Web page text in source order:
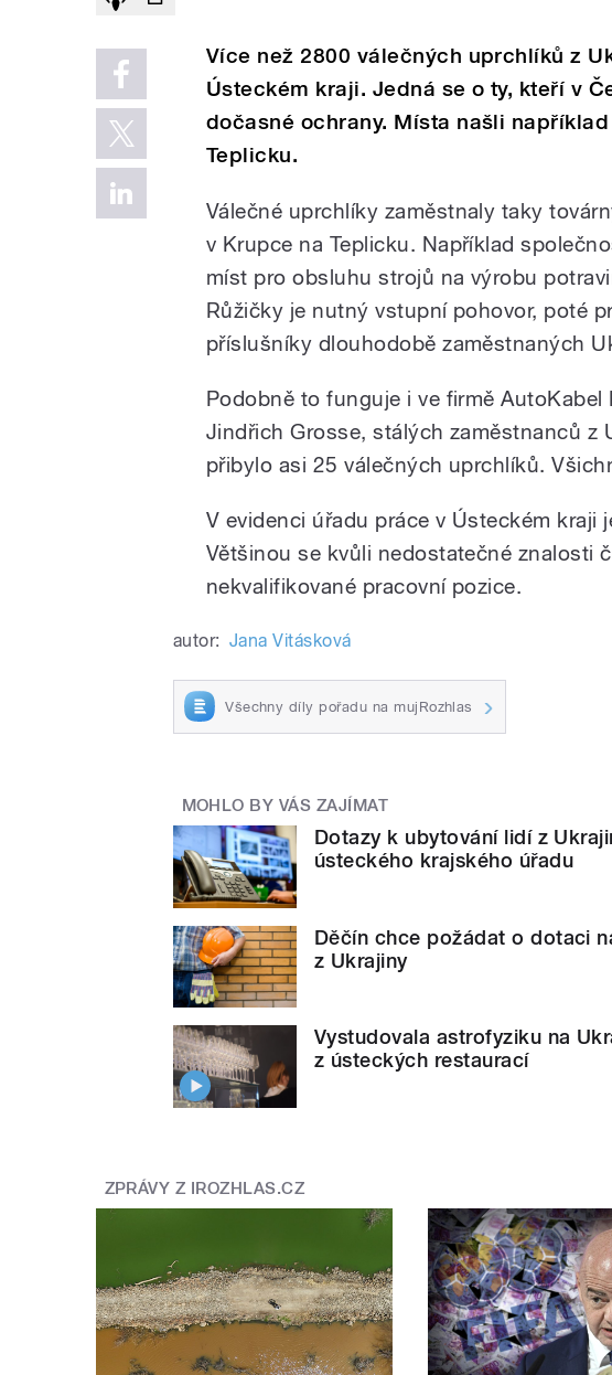
Více než 2800 válečných uprchlíků z
Ústeckém kraji. Jedná se o ty, kteří v
dočasné ochrany. Místa našli
Teplicku.
Válečné uprchlíky zaměstnaly taky
v Krupce na Teplicku. Například
míst pro obsluhu strojů na výrobu
Růžičky je nutný vstupní pohovor, poté
příslušníky dlouhodobě zaměstnaných
Podobně to funguje i ve firmě AutoKabel
Jindřich Grosse, stálých zaměstnanců z
přibylo asi 25 válečných uprchlíků.
V evidenci úřadu práce v Ústeckém kraji
Většinou se kvůli nedostatečné znalosti
nekvalifikované pracovní pozice.
autor: Jana Vitásková
Všechny díly pořadu na mujRozhlas
MOHLO BY VÁS ZAJÍMAT
Dotazy k ubytování lidí z
ústeckého krajského úřadu
Děčín chce požádat o dotaci
z Ukrajiny
Vystudovala astrofyziku na
z ústeckých restaurací
ZPRÁVY Z IROZHLAS.CZ